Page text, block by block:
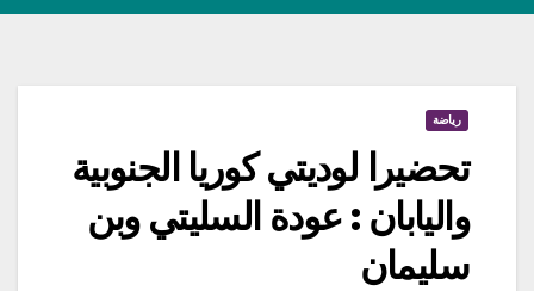
رياضة
تحضيرا لوديتي كوريا الجنوبية
واليابان : عودة السليتي وبن
سليمان